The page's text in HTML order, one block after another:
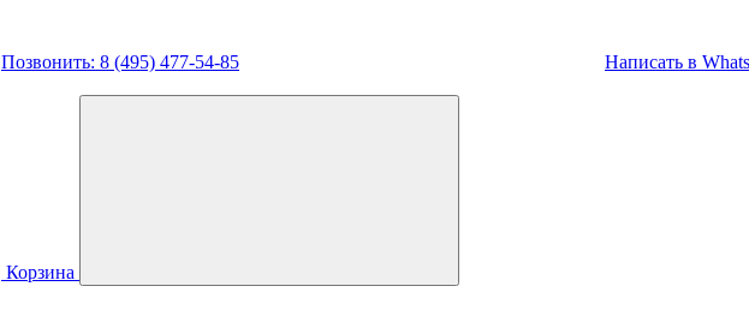
Позвонить: 8 (495) 477-54-85 Написать в
Корзина